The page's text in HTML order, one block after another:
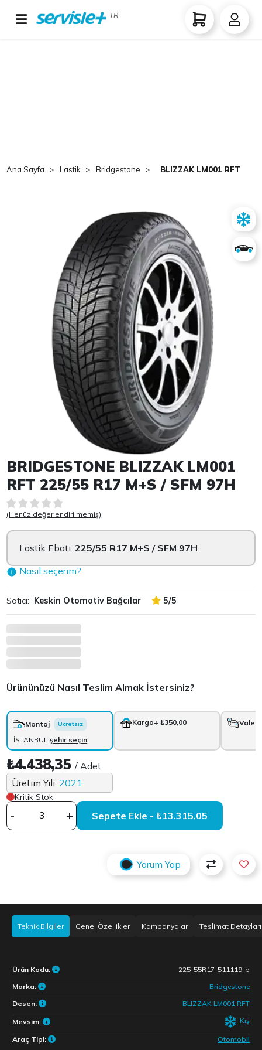
TR
Ana Sayfa Lastik Bridgestone BLIZZAK LM001 RFT 225/
Item 1 of 1
BRIDGESTONE BLIZZAK LM001
RFT 225/55 R17 M+S / SFM 97H
(Henüz değerlendirilmemiş)
Lastik Ebatı:225/55 R17 M+S / SFM 97H
Nasıl seçerim?
Satıcı: Keskin Otomotiv Bağcılar 5/5
Ürününüzü Nasıl Teslim Almak İstersiniz?
Montaj Ücretsiz
İSTANBULşehir seçin
Kargo+ ₺350,00 Vale
₺4.438,35/ Adet
Üretim Yılı: 2021
Kritik Stok
- + Sepete Ekle - ₺13.315,05
Yorum Yap
Teknik Bilgiler Genel Özellikler Kampanyalar Teslimat Detayları
Ürün Kodu:
225-55R17-511119-b
Marka:
Bridgestone
Desen:
BLIZZAK LM001 RFT
Mevsim: Kış
Araç Tipi: Otomobil